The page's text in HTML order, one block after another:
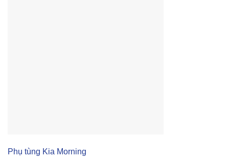
Phụ tùng Kia Morning